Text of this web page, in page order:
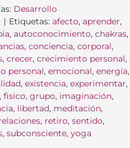
Desarrollo
| Etiquetas: afecto, aprender,
, autoconocimiento, chakras,
, conciencia, corporal,
, crecer, crecimiento personal,
personal, emocional, energía,
, existencia, experimentar,
fisico, grupo, imaginación,
, libertad, meditación,
, retiro, sentido,
, subconsciente, yoga